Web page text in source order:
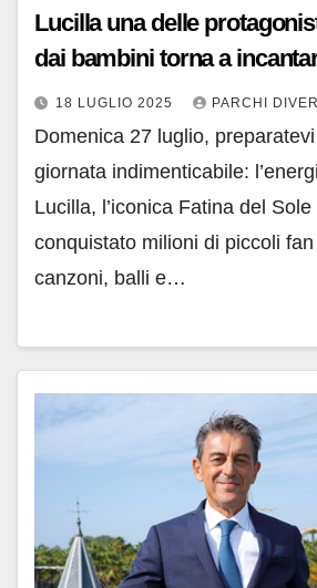
Lucilla una delle
dai bambini torna a
18 LUGLIO 2025 PARCHI
Domenica 27 luglio,
giornata indimenticabile:
Lucilla, l’iconica Fatina del
conquistato milioni di piccoli
canzoni, balli e…